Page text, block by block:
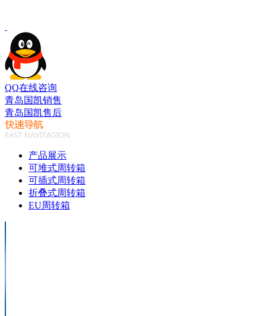
QQ在线咨询
青岛国凯销售
青岛国凯售后
产品展示
可堆式周转箱
可插式周转箱
折叠式周转箱
EU周转箱